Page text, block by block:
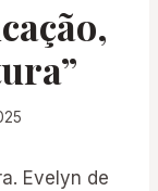
Evelyn de